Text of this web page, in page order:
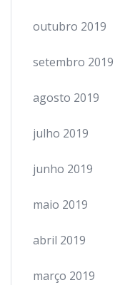
outubro 2019
setembro 2019
agosto 2019
julho 2019
junho 2019
maio 2019
abril 2019
março 2019